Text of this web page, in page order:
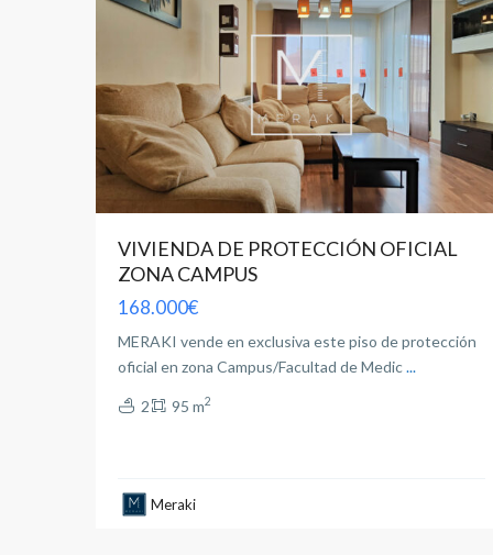
VIVIENDA DE PROTECCIÓN OFICIAL
ZONA CAMPUS
168.000€
MERAKI vende en exclusiva este piso de protección
oficial en zona Campus/Facultad de Medic...
2 95 m2
Meraki